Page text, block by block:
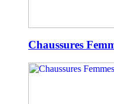
Chaussures